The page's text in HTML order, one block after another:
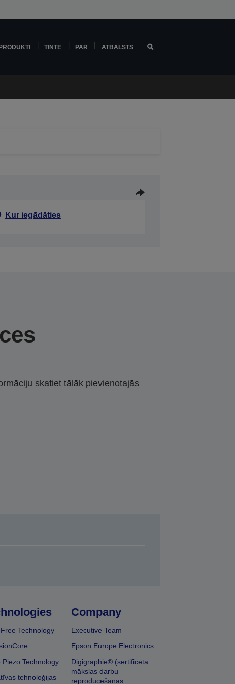
TINTE PAR ATBALSTS
Kur iegādāties
skatiet tālāk pievienotajās
Technology
Piezo Technology
tehnoloģijas
Company
Executive Team
Epson Europe Electronics
Digigraphie® (sertificēta
mākslas darbu
reproducēšanas